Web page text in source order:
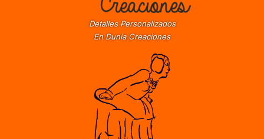
Detalles Personalizados
En Dunia Creaciones